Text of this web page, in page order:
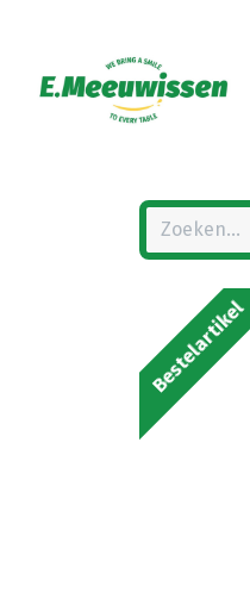
Bestelartikel